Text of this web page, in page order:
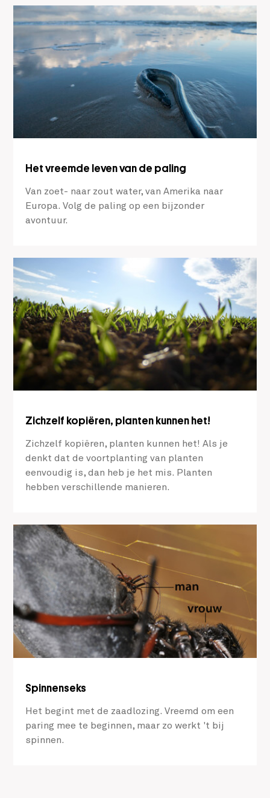
Het vreemde leven van de paling
Van zoet- naar zout water, van Amerika naar
Europa. Volg de paling op een bijzonder
avontuur.
Zichzelf kopiëren, planten kunnen het!
Zichzelf kopiëren, planten kunnen het! Als je
denkt dat de voortplanting van planten
eenvoudig is, dan heb je het mis. Planten
hebben verschillende manieren.
Spinnenseks
Het begint met de zaadlozing. Vreemd om een
paring mee te beginnen, maar zo werkt 't bij
spinnen.